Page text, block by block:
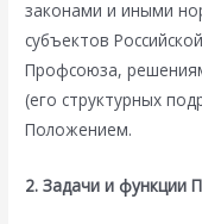
законами и иными
субъектов
Профсоюза,
(его структурных
Положением.
2. Задачи и функции